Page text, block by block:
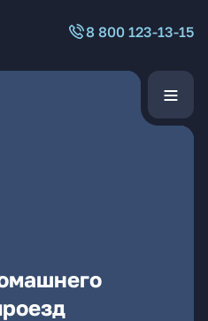
8 800 123-13-15